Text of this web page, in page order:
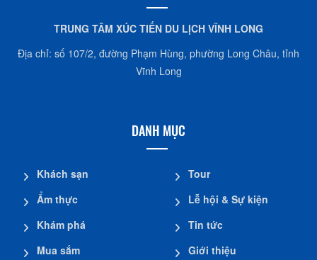
TRUNG TÂM XÚC TIẾN DU LỊCH VĨNH LONG
Địa chỉ: số 107/2, đường Phạm Hùng, phường Long Châu, tỉnh
Vĩnh Long
DANH MỤC
Khách sạn
Ẩm thực
Khám phá
Mua sắm
Tour
Lễ hội & Sự kiện
Tin tức
Giới thiệu